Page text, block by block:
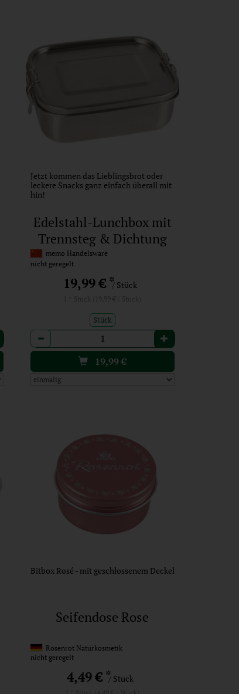
Jetzt kommen das Lieblingsbrot oder
leckere Snacks ganz einfach überall mit
hin!
Edelstahl-Lunchbox mit
Trennsteg & Dichtung
memo Handelsware
nicht geregelt
19,99 €*/ Stück
Stück
Anzahl
19,99€
Bitbox Rosé - mit geschlossenem Deckel
Seifendose Rose
Rosenrot Naturkosmetik
nicht geregelt
4,49 €*/ Stück